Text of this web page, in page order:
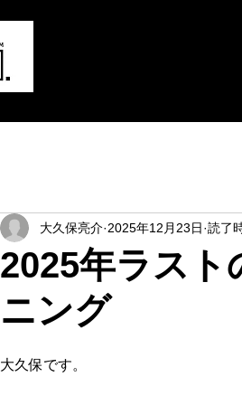
2025年ラスト
ニング
大久保亮介 2025年12月23日 読了
大久保です。